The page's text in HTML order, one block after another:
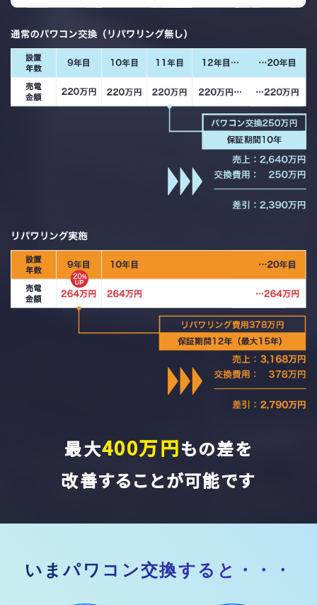
最大400万円もの差を
改善することが可能です
いまパワコン交換すると・・・